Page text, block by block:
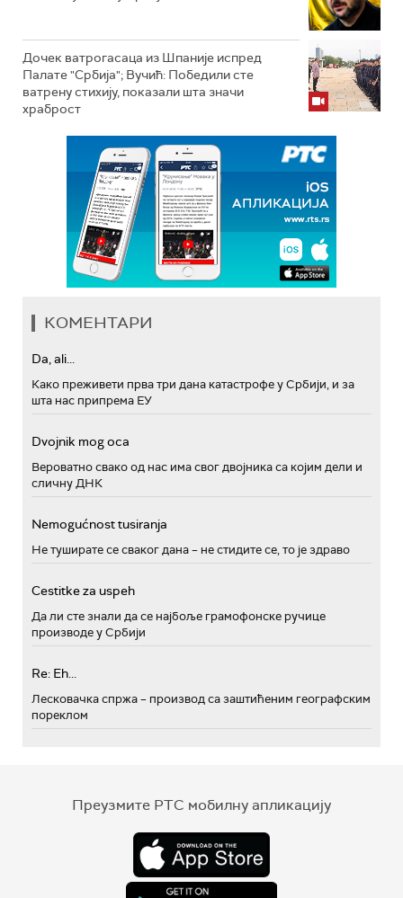
Дочек ватрогасаца из Шпаније испред
Палате "Србија"; Вучић: Победили сте
ватрену стихију, показали шта значи
храброст
КОМЕНТАРИ
Da, ali...
Како преживети прва три дана катастрофе у Србији, и за
шта нас припрема ЕУ
Dvojnik mog oca
Вероватно свако од нас има свог двојника са којим дели и
сличну ДНК
Nemogućnost tusiranja
Не туширате се сваког дана – не стидите се, то је здраво
Cestitke za uspeh
Да ли сте знали да се најбоље грамофонске ручице
производе у Србији
Re: Eh...
Лесковачка спржа – производ са заштићеним географским
пореклом
Преузмите РТС мобилну апликацију